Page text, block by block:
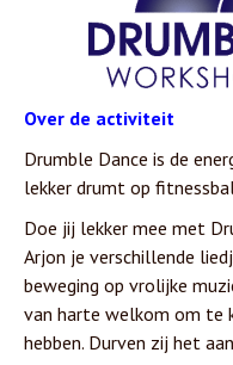
Over de activiteit
Drumble Dance is de
lekker drumt op
Doe jij lekker mee met
Arjon je verschillende
beweging op vrolijke
van harte welkom om te
hebben. Durven zij het